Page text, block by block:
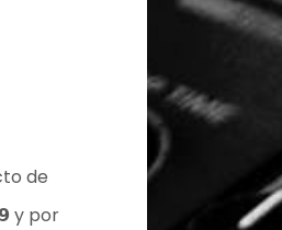
de
y por